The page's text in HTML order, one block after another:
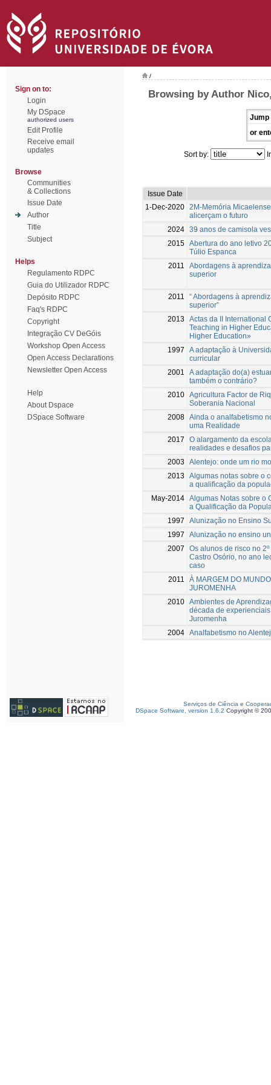
Sign on to:
Login
My DSpace
authorized users
Edit Profile
Receive email
updates
Browse
Communities
& Collections
Issue Date
Author
Title
Subject
Helps
Regulamento RDPC
Guia do Utilizador RDPC
Depósito RDPC
Faq's RDPC
Copyright
Integração CV DeGóis
Workshop Open Access
Open Access Declarations
Newsletter Open Access
Help
About Dspace
DSpace Software
/
Browsing by Author
Jump
or
Sort by:
Issue Date
1-Dec-2020 2M-Memória
alicerçam o futuro
2024 39 anos de camisola
2015 Abertura do ano letivo
Túlio Espanca
2011
Abordagens à
superior
2011
“ Abordagens à
superior”
2013
Actas da II International
Teaching in Higher
Higher Education»
1997
A adaptação à
curricular
2001
A adaptação do(a)
também o contrário?
2010 Agricultura Factor de
Soberania Nacional
2008 Ainda o analfabetismo
uma Realidade
2017
O alargamento da
realidades e desafios
2003
Alentejo: onde um rio
2013
Algumas notas sobre o
a qualiﬁcação da
May-2014 Algumas Notas sobre o
a Qualificação da
1997
Alunização no Ensino
1997
Alunização no ensino
2007
Os alunos de risco no
Castro Osório, no ano
caso
2011
À MARGEM DO
JUROMENHA
2010 Ambientes de
década de
Juromenha
2004 Analfabetismo no
Serviços de Ciência e
DSpace Software, version 1.6.2 Copyright ©